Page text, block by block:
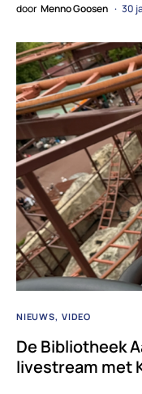
door Menno Goosen 30
NIEUWS VIDEO
De Bibliotheek
livestream met